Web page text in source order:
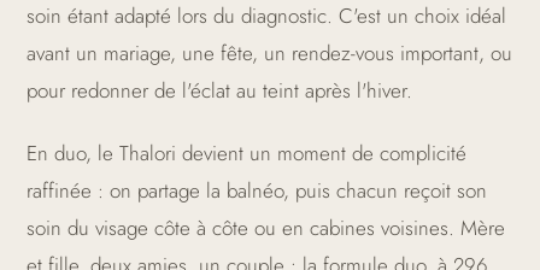
soin étant adapté lors du diagnostic. C'est un choix idéal
avant un mariage, une fête, un rendez-vous important, ou
pour redonner de l'éclat au teint après l'hiver.
En duo, le Thalori devient un moment de complicité
raffinée : on partage la balnéo, puis chacun reçoit son
soin du visage côte à côte ou en cabines voisines. Mère